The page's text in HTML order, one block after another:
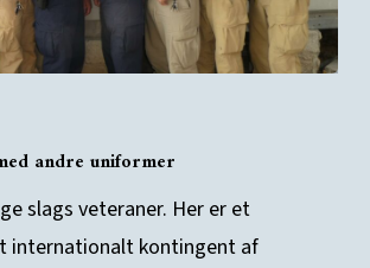
andre uniformer
slags veteraner. Her er et
internationalt kontingent af